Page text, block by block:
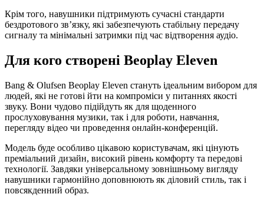
Крім того, навушники підтримують сучасні стандарти
бездротового зв’язку, які забезпечують стабільну передачу
сигналу та мінімальні затримки під час відтворення аудіо.
Для кого створені Beoplay Eleven
Bang & Olufsen Beoplay Eleven стануть ідеальним вибором для
людей, які не готові йти на компроміси у питаннях якості
звуку. Вони чудово підійдуть як для щоденного
прослуховування музики, так і для роботи, навчання,
перегляду відео чи проведення онлайн-конференцій.
Модель буде особливо цікавою користувачам, які цінують
преміальний дизайн, високий рівень комфорту та передові
технології. Завдяки універсальному зовнішньому вигляду
навушники гармонійно доповнюють як діловий стиль, так і
повсякденний образ.